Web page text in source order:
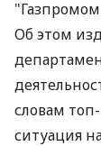
Об этом
словам
ситуация